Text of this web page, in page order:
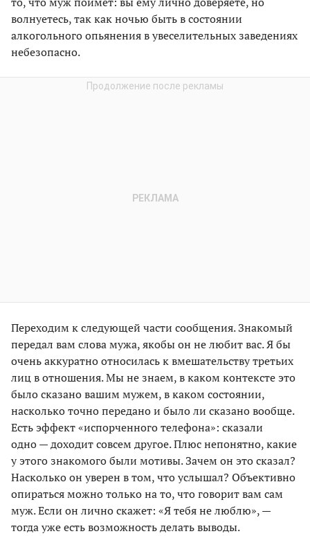
волнуетесь, так как ночью быть в состоянии
алкогольного опьянения в увеселительных заведениях
небезопасно.
Переходим к следующей части сообщения. Знакомый
передал вам слова мужа, якобы он не любит вас. Я бы
очень аккуратно относилась к вмешательству третьих
лиц в отношения. Мы не знаем, в каком контексте это
было сказано вашим мужем, в каком состоянии,
насколько точно передано и было ли сказано вообще.
Есть эффект «испорченного телефона»: сказали
одно — доходит совсем другое. Плюс непонятно, какие
у этого знакомого были мотивы. Зачем он это сказал?
Насколько он уверен в том, что услышал? Объективно
опираться можно только на то, что говорит вам сам
муж. Если он лично скажет: «Я тебя не люблю», —
тогда уже есть возможность делать выводы.